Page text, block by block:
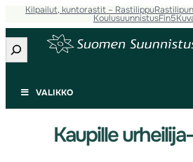
Kilpailut, kuntorastit – Rastilippu
KoulusuunnistusFin5
Etsi
VALIKKO
Kaupille